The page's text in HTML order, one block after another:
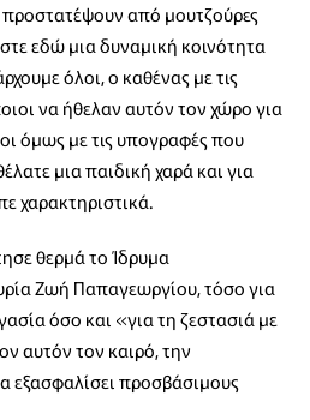
από μουτζούρες
εδώ μια δυναμική κοινότητα
όλοι, ο καθένας με τις
να ήθελαν αυτόν τον χώρο για
όμως με τις υπογραφές που
μια παιδική χαρά και για
χαρακτηριστικά.
θερμά το Ίδρυμα
Ζωή Παπαγεωργίου, τόσο για
όσο και «για τη ζεστασιά με
αυτόν τον καιρό, την
εξασφαλίσει προσβάσιμους